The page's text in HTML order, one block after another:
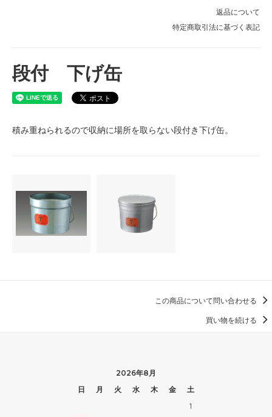
返品について
特定商取引法に基づく表記
段付 下げ缶
積み重ねられるので収納に場所を取らない段付き下げ缶。
この商品について問い合わせる
買い物を続ける
2026年8月
日
月 火 水 木 金
土
1